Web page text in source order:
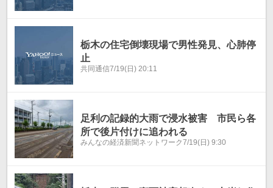
栃木の住宅倒壊現場で男性発見、心肺停
止
共同通信7/19(日) 20:11
足利の記録的大雨で浸水被害 市民ら各
所で後片付けに追われる
みんなの経済新聞ネットワーク7/19(日) 9:30